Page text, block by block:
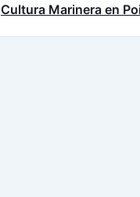
Cultura Marinera en